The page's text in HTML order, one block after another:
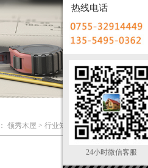
领秀木屋 > 行业知识
热线电话
24小时微信客服